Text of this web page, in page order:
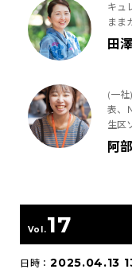
キュ
まま
田
(一
表、
生区
阿
Vol.17
日時：2025.04.13